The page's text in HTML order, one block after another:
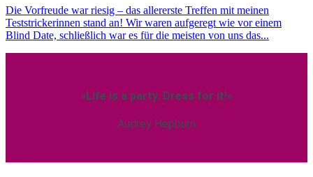
Die Vorfreude war riesig – das allererste Treffen mit meinen
Teststrickerinnen stand an! Wir waren aufgeregt wie vor einem
Blind Date, schließlich war es für die meisten von uns das...
»Life is a party. Dress for it!«
Audrey Hepburn